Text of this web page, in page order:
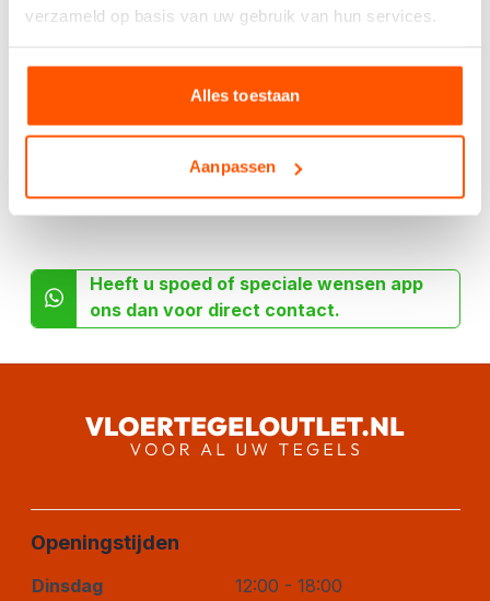
verzameld op basis van uw gebruik van hun services.
Alles toestaan
Aanpassen
Berekentool
Specificaties
Heeft u spoed of speciale wensen app
ons dan voor direct contact.
Openingstijden
Dinsdag
12:00 - 18:00